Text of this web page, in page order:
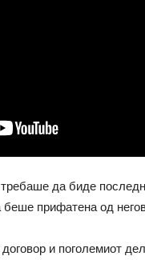
да биде
прифатена од
и поголемиот